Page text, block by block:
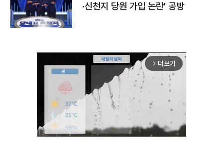
·신천지 당원 가입 논란' 공방
arrow_forward_ios 더보기